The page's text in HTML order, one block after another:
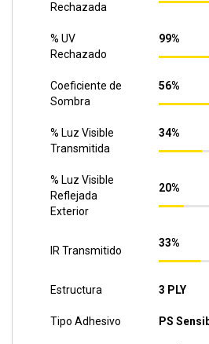
Rechazada
% UV
Rechazado
99%
Coeficiente de
Sombra
56%
% Luz Visible
Transmitida
34%
% Luz Visible
Reflejada
Exterior
20%
IR Transmitido
33%
Estructura 3 PLY
Tipo Adhesivo PS